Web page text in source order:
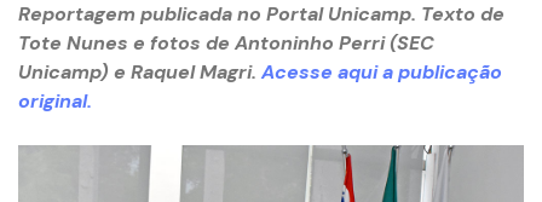
Reportagem publicada no Portal Unicamp. Texto de
Tote Nunes e fotos de Antoninho Perri (SEC
Unicamp) e Raquel Magri. Acesse aqui a publicação
original.